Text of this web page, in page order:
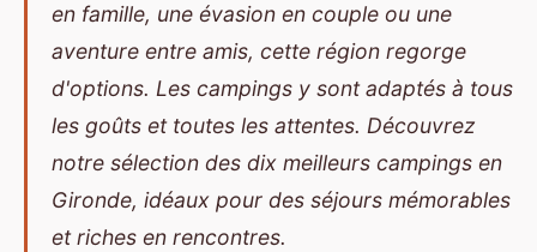
en famille, une évasion en couple ou une
aventure entre amis, cette région regorge
d'options. Les campings y sont adaptés à tous
les goûts et toutes les attentes. Découvrez
notre sélection des dix meilleurs campings en
Gironde, idéaux pour des séjours mémorables
et riches en rencontres.